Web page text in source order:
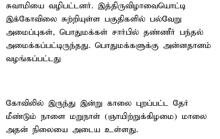
சுவாமியை வழிபட்டனர். இத்திருவிழாவையொட்டி
இக்கோவிலை சுற்றியுள்ள பகுதிகளில் பல்வேறு
அமைப்புகள், பொதுமக்கள் சார்பில் தண்ணீர் பந்தல்
அமைக்கப்பட்டிருந்தது. பொதுமக்களுக்கு அன்னதானம்
வழங்கப்பட்டது
கோவிலில் இருந்து இன்று காலை புறப்பட்ட தேர்
மீண்டும் நாளை மறுநாள் (ஞாயிற்றுக்கிழமை) மாலை
அதன் நிலையை அடைய உள்ளது.